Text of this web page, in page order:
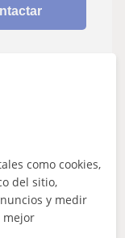
1ª clase gratis
como cookies,
del sitio,
y medir
mejor